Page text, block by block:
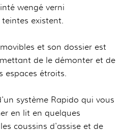
wengé verni
existent.
et son dossier est
de le démonter et de
espaces étroits.
système Rapido qui vous
en lit en quelques
coussins d'assise et de